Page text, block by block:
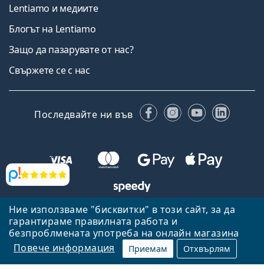
Ние използваме "бисквитки" в този сайт, за да
гарантираме правилната работа и
безпроблмената употреба на онлайн магазина
Повече информация
Приемам Отхвърлям
Прегледи
Lentiamo и медиите
Блогът на Lentiamo
Защо да пазарувате от нас?
Свържете се с нас
Последвайте ни във FacebookInstagram
YouTube
Назад към началната страница
Нагоре
Lentiamo.bg е собственост и се управлява от Lentiamo s.r.o.,
Република Чехия
Тук сме за вас в продължение на 18 години.